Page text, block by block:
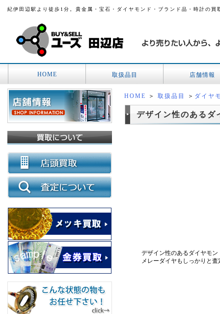
紀伊田辺駅より徒歩1分。貴金属・宝石・ダイヤモンド・ブランド品・時計の
HOME 取扱品目 店舗情報
HOME ＞ 取扱品目 ＞ ダイヤ
デザイン性のあるダ
デザイン性のあるダイヤモ
メレーダイヤもしっかりと